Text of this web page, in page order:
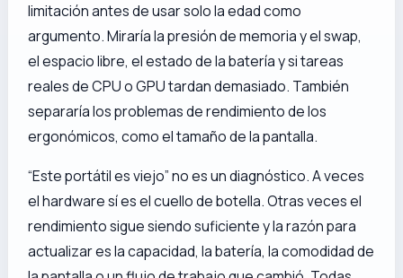
limitación antes de usar solo la edad como
argumento. Miraría la presión de memoria y el swap,
el espacio libre, el estado de la batería y si tareas
reales de CPU o GPU tardan demasiado. También
separaría los problemas de rendimiento de los
ergonómicos, como el tamaño de la pantalla.
“Este portátil es viejo” no es un diagnóstico. A veces
el hardware sí es el cuello de botella. Otras veces el
rendimiento sigue siendo suficiente y la razón para
actualizar es la capacidad, la batería, la comodidad de